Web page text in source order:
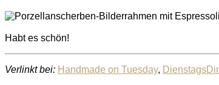
Habt es schön!
Verlinkt bei: Handmade on Tuesday,